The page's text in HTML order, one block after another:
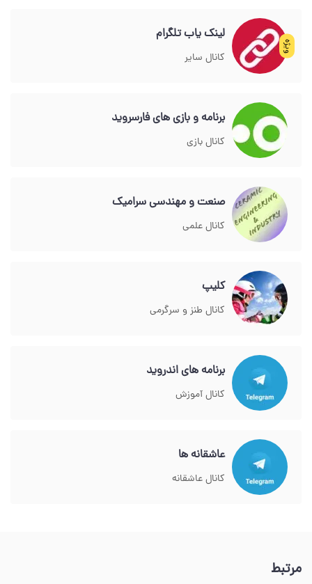
ویژه
لینک یاب تلگرام
کانال سایر
برنامه و بازی های فارسروید
کانال بازی
صنعت و مهندسی سرامیک
کانال علمی
کلیپ
کانال طنز و سرگرمی
برنامه های اندروید
کانال آموزش
عاشقانه ها
کانال عاشقانه
مرتبط